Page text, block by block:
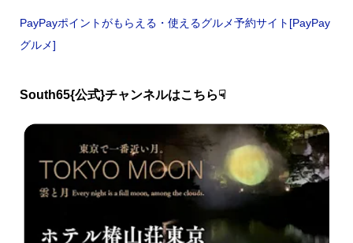
PayPayポイントがもらえる・使えるグルメ予約サイト[PayPay
グルメ]
South65{公式}チャンネルはこちら☟